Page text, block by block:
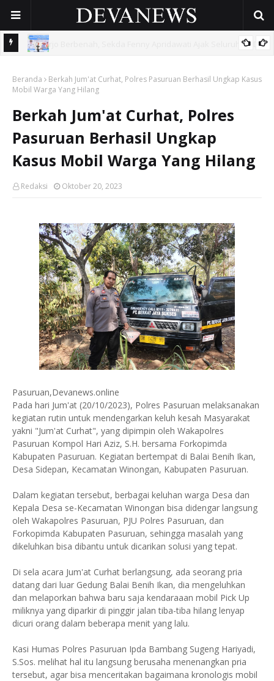
42.210 Pekerja Rentan Lewat BPJS Ketenagakerjaan
Beranda
Berkah Jum'at Curhat, Polres Pasuruan Berhasil Ungkap Kasus
Mobil Warga Yang Hilang
Berkah Jum'at Curhat, Polres
Pasuruan Berhasil Ungkap
Kasus Mobil Warga Yang Hilang
Redaksi Oktober 20, 2023
Pasuruan,Devanews.online
Pada hari Jum'at (20/10/2023), Polres Pasuruan melaksanakan
kegiatan rutin untuk mendengarkan keluh kesah Masyarakat
yakni "Jum'at Curhat", yang dipimpin oleh Wakapolres
Pasuruan Kompol Hari Aziz, S.H. bersama Forkopimda
Kabupaten Pasuruan. Kegiatan bertempat di Balai Benih Ikan,
Desa Sidepan, Kecamatan Winongan, Kabupaten Pasuruan.
Dalam kegiatan tersebut, berbagai keluhan warga Desa dan
Kepala Desa se-Kecamatan Winongan bisa didengar langsung
oleh Wakapolres Pasuruan, PJU Polres Pasuruan, dan
Forkopimda Kabupaten Pasuruan, sehingga masalah yang
dikeluhkan bisa dibantu untuk dicarikan solusi yang tepat.
Di sela acara Jum'at Curhat berlangsung, ada seorang pria
datang dari luar Gedung Balai Benih Ikan, dia mengeluhkan
dan melaporkan bahwa baru saja kendaraaan mobil Pick Up
miliknya yang diparkir di pinggir jalan tiba-tiba hilang lenyap
dicuri orang dalam beberapa menit yang lalu.
Kasi Humas Polres Pasuruan Ipda Bambang Sugeng Hariyadi,
S.Sos. melihat hal itu langsung berusaha menenangkan pria
tersebut, agar bisa menceritakan bagaimana kronologis mobil